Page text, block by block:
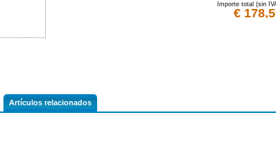
Importe total (sin
€
Artículos relacionados